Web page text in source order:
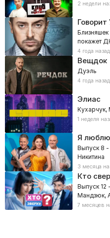
2 недели
Говорит
покажет
4 года назад
Вещдок
Дуэль
4 года назад
Элиас
Кухарчук,
1 неделя
Я люблю
Выпуск 8 -
Никитина
3 месяца
Кто
Выпуск
Мандзюк,
7 месяцев